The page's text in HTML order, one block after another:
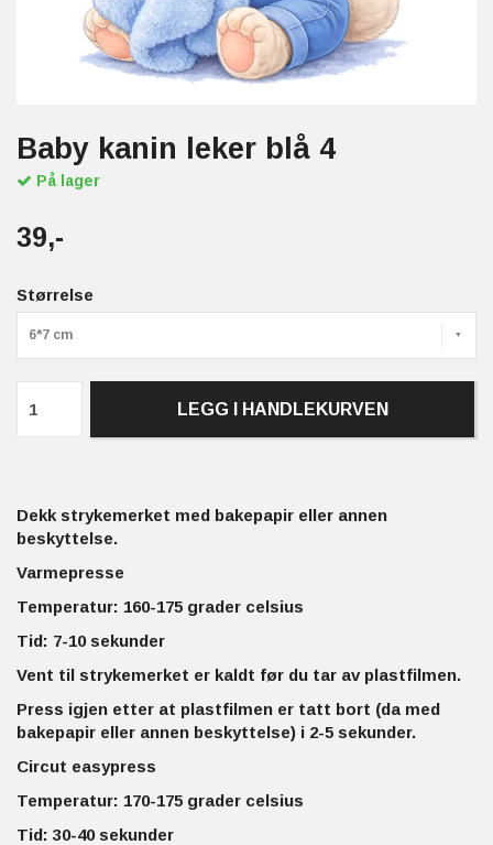
Baby kanin leker blå 4
På lager
39,-
Størrelse
6*7 cm
LEGG I HANDLEKURVEN
Dekk strykemerket med bakepapir eller annen
beskyttelse.
Varmepresse
Temperatur: 160-175 grader celsius
Tid: 7-10 sekunder
Vent til strykemerket er kaldt før du tar av plastfilmen.
Press igjen etter at plastfilmen er tatt bort (da med
bakepapir eller annen beskyttelse) i 2-5 sekunder.
Circut easypress
Temperatur: 170-175 grader celsius
Tid: 30-40 sekunder